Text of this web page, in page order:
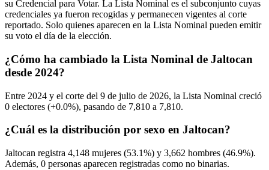
su Credencial para Votar. La Lista Nominal es el subconjunto cuyas
credenciales ya fueron recogidas y permanecen vigentes al corte
reportado. Solo quienes aparecen en la Lista Nominal pueden emitir
su voto el día de la elección.
¿Cómo ha cambiado la Lista Nominal de Jaltocan
desde 2024?
Entre 2024 y el corte del 9 de julio de 2026, la Lista Nominal creció
0 electores (+0.0%), pasando de 7,810 a 7,810.
¿Cuál es la distribución por sexo en Jaltocan?
Jaltocan registra 4,148 mujeres (53.1%) y 3,662 hombres (46.9%).
Además, 0 personas aparecen registradas como no binarias.